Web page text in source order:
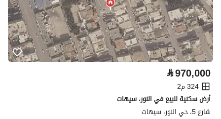
⃁970,000
324 م2
أرض سكنية للبيع في النور، سيهات
شارع 5، حي النور، سيهات